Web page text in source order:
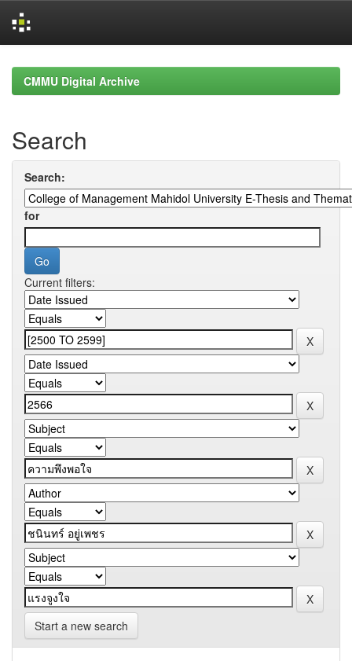
navigationCMMU Digital Archive
Search
Search:
for
Current filters:
Start a new search